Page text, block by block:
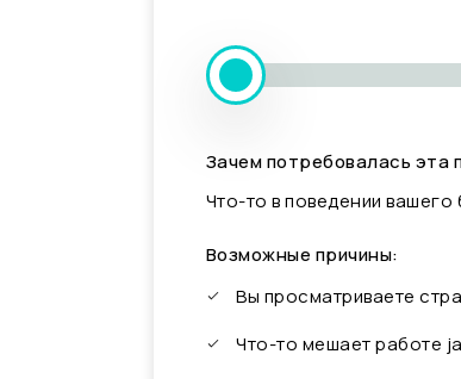
Зачем потребовалась эта
Что-то в поведении
Возможные причины:
Вы просматриваете
Что-то мешает работе